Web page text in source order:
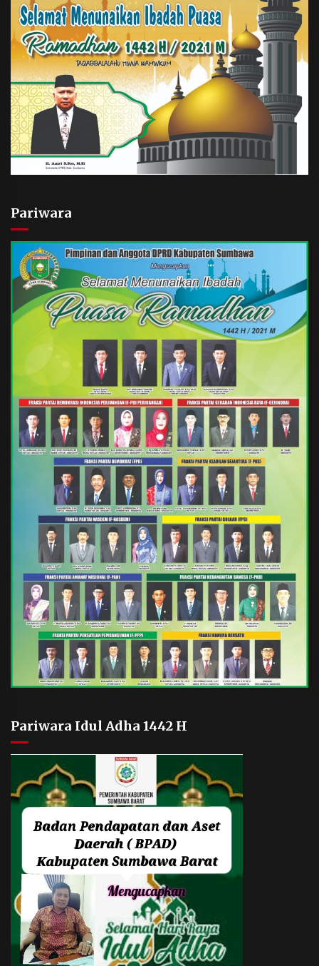
Pariwara
Pariwara Idul Adha 1442 H